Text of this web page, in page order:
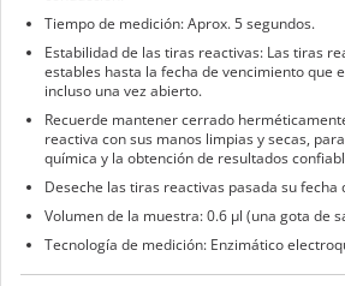
Tiempo de medición: Aprox. 5 segundos.
Estabilidad de las tiras reactivas: Las tiras
estables hasta la fecha de vencimiento que
incluso una vez abierto.
Recuerde mantener cerrado
reactiva con sus manos limpias y secas,
química y la obtención de resultados
Deseche las tiras reactivas pasada su fecha
Volumen de la muestra: 0.6 µl (una gota de
Tecnología de medición: Enzimático